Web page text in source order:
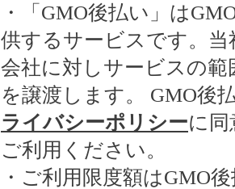
・「GMO後払い」は
供するサービスです。
会社に対しサービスの
を譲渡します。 GMO後
ライバシーポリシーに
ご利用ください。
・ご利用限度額はGMO